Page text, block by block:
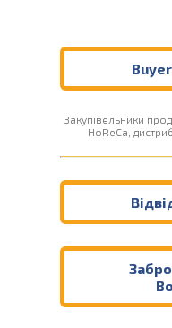
Закупівельники
HoReCa,